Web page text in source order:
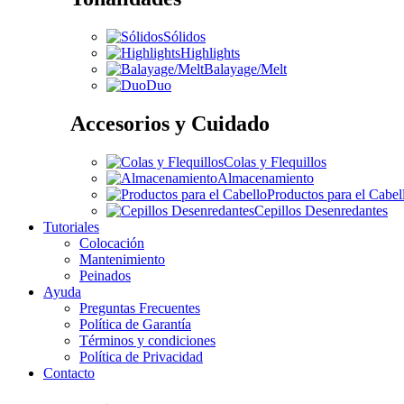
Sólidos
Highlights
Balayage/Melt
Duo
Accesorios y Cuidado
Colas y Flequillos
Almacenamiento
Productos para el
Cepillos Desenredantes
Tutoriales
Colocación
Mantenimiento
Peinados
Ayuda
Preguntas Frecuentes
Política de Garantía
Términos y condiciones
Política de Privacidad
Contacto